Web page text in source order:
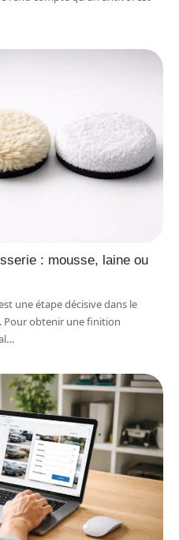
: mousse, laine ou
une étape décisive dans le
Pour obtenir une finition
…